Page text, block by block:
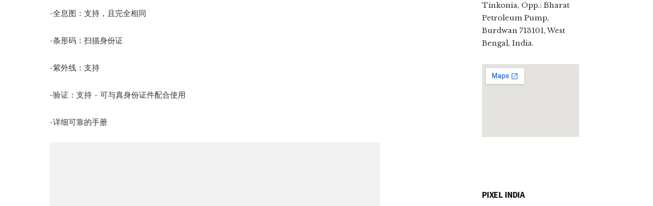
-全息图：支持，且完全相同
-条形码：扫描身份证
-紫外线：支持
-验证：支持 - 可与真身份证件配合使用
-详细可靠的手册
Tinkonia, Opp.: Bharat
Petroleum Pump,
Burdwan 713101, West
Bengal, India.
PIXEL INDIA